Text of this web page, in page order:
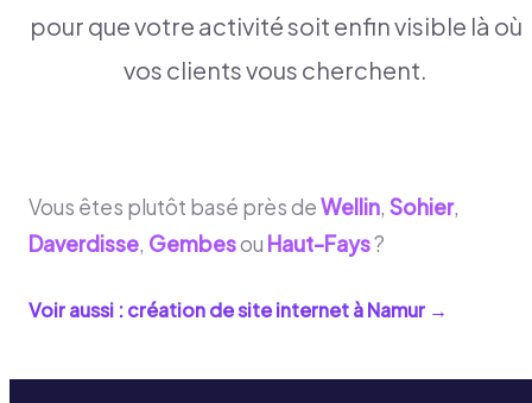
pour que votre activité soit enfin visible là où
vos clients vous cherchent.
Vous êtes plutôt basé près deWellin, Sohier,
Daverdisse, Gembesou Haut-Fays?
Voir aussi : création de site internet àNamur →